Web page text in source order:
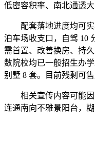
低密容积率、南北通透
配套落地进度均可实
泊车场收支口，自驾 10
需首置、改善换房、持
数院校均已一般招生办
别墅 8 套。目前残剩可售
相关宣传内容可能因
连通南向不雅景阳台，